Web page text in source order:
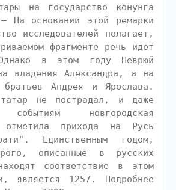
на государство конунга
На основании этой ремарки
исследователей полагает,
фрагменте речь идет
в этом году Неврюй
владения Александра, а на
братьев Андрея и Ярослава.
не пострадал, и даже
событиям новгородская
прихода на Русь
Единственным годом,
описанные в русских
соответствие в этом
является 1257. Подробнее